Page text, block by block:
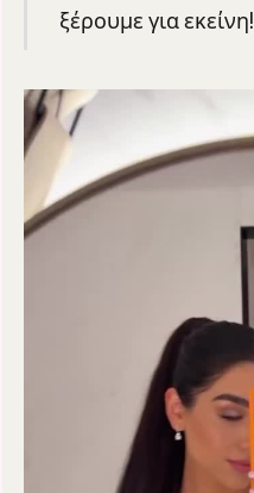
ξέρουμε για εκείνη!